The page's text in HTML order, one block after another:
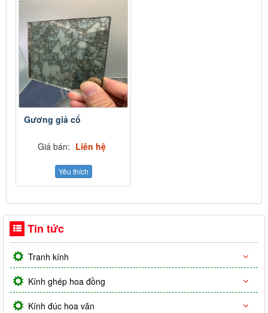
Gương giả cổ
Giá bán: Liên hệ
Yêu thích
Tin tức
Tranh kính
Kính ghép hoa đồng
Kính đúc hoa văn